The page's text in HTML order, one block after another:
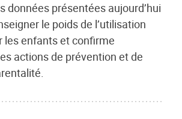
données présentées aujourd’hui
le poids de l’utilisation
les enfants et confirme
actions de prévention et de